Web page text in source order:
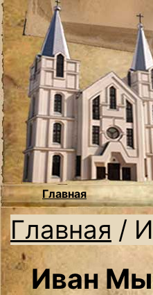
Главная
Главная /
Иван